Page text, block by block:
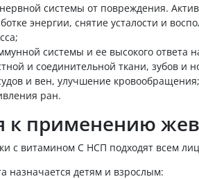
системы от повреждения.
энергии, снятие усталости и
системы и ее высокого ответа
и соединительной ткани, зубов и
и вен, улучшение кровообращения;
ран.
к применению
с витамином С НСП подходят всем
назначается детям и взрослым: